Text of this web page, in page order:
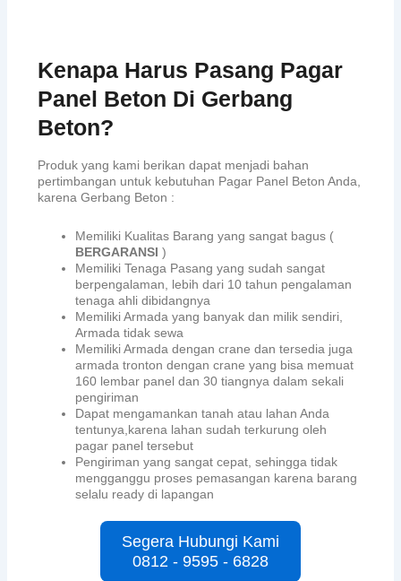
Kenapa Harus Pasang Pagar
Panel Beton Di Gerbang
Beton?
Produk yang kami berikan dapat menjadi bahan
pertimbangan untuk kebutuhan Pagar Panel Beton Anda,
karena Gerbang Beton :
Memiliki Kualitas Barang yang sangat bagus (
BERGARANSI )
Memiliki Tenaga Pasang yang sudah sangat
berpengalaman, lebih dari 10 tahun pengalaman
tenaga ahli dibidangnya
Memiliki Armada yang banyak dan milik sendiri,
Armada tidak sewa
Memiliki Armada dengan crane dan tersedia juga
armada tronton dengan crane yang bisa memuat
160 lembar panel dan 30 tiangnya dalam sekali
pengiriman
Dapat mengamankan tanah atau lahan Anda
tentunya,karena lahan sudah terkurung oleh
pagar panel tersebut
Pengiriman yang sangat cepat, sehingga tidak
mengganggu proses pemasangan karena barang
selalu ready di lapangan
Segera Hubungi Kami
0812 - 9595 - 6828